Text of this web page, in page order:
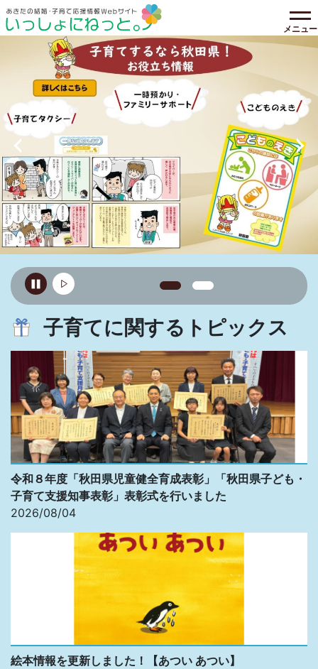
メニュー
前の画像へ移る
1枚目の画像を表示
2枚目の画像を表示
子育てに関するトピックス
令和８年度「秋田県児童健全育成表彰」「秋田県子ども・
子育て支援知事表彰」表彰式を行いました
2026/08/04
絵本情報を更新しました！【あつい あつい】